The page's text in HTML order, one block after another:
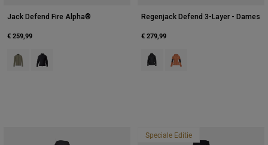
Jack Defend Fire Alpha®
€ 259,99
Product swatch type of Adobe Rood.
Product swatch type of Zwart.
Regenjack Defend 3-Layer - Dames
€ 279,99
Product swatch type of Zwart.
Product swatch type of
Speciale Editie